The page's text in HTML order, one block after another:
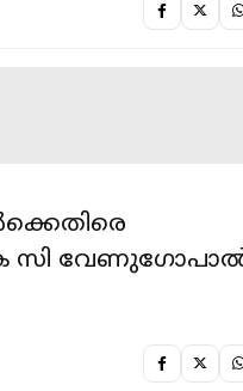
സി